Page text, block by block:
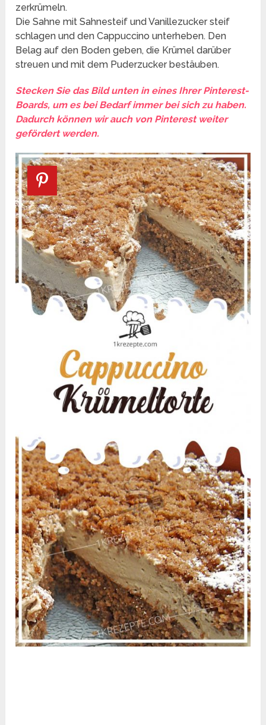
zerkrümeln.
Die Sahne mit Sahnesteif und Vanillezucker steif
schlagen und den Cappuccino unterheben. Den
Belag auf den Boden geben, die Krümel darüber
streuen und mit dem Puderzucker bestäuben.
Stecken Sie das Bild unten in eines Ihrer Pinterest-
Boards, um es bei Bedarf immer bei sich zu haben.
Dadurch können wir auch von Pinterest weiter
gefördert werden.